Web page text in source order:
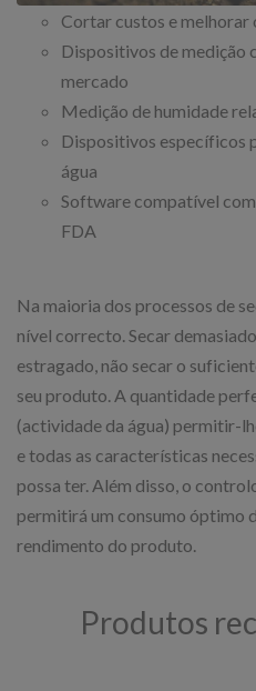
Cortar custos e
Dispositivos de medição
mercado
Medição de humidade
Dispositivos específicos
água
Software compatível
FDA
Na maioria dos processos de
nível correcto. Secar
estragado, não secar o
seu produto. A quantidade
(actividade da água) permitir-
e todas as características
possa ter. Além disso, o
permitirá um consumo óptimo
rendimento do produto.
Produtos